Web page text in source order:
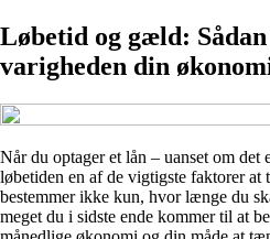
Løbetid og gæld:
varigheden din
Når du optager et lån – uanset om
løbetiden en af de vigtigste faktorer
bestemmer ikke kun, hvor længe du
meget du i sidste ende kommer til at